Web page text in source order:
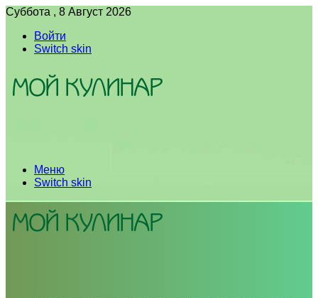
Суббота , 8 Август 2026
Войти
Switch skin
Меню
Switch skin